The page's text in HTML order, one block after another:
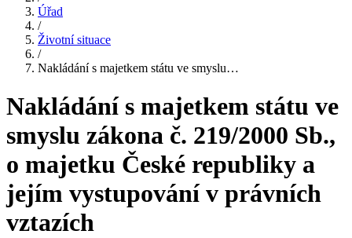
Úřad
/
Životní situace
/
Nakládání s majetkem státu ve smyslu…
Nakládání s majetkem státu ve
smyslu zákona č. 219/2000 Sb.,
o majetku České republiky a
jejím vystupování v právních
vztazích